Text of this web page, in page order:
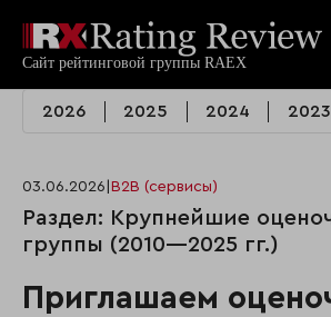
2026 2025 2024 2023
03.06.2026 B2B (сервисы)
Раздел: Крупнейшие
группы (2010—2025 гг.)
Приглашаем